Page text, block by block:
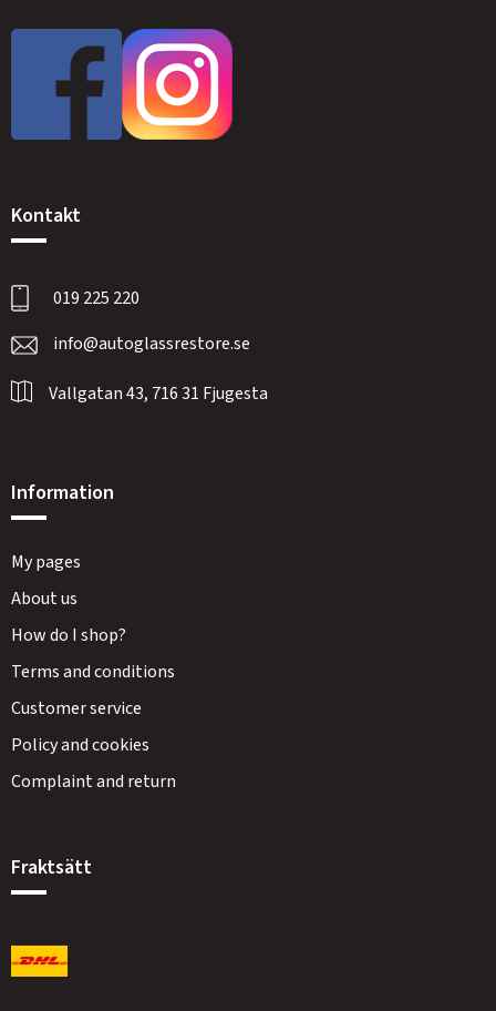
Kontakt
019 225 220
info@autoglassrestore.se
Vallgatan 43, 716 31 Fjugesta
Information
My pages
About us
How do I shop?
Terms and conditions
Customer service
Policy and cookies
Complaint and return
Fraktsätt